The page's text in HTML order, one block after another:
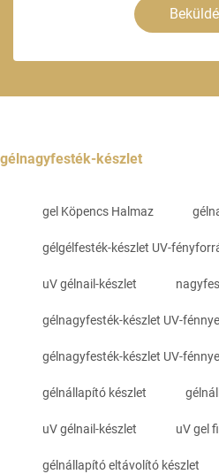
gélnagyfesték-készlet
gel Köpencs Halmaz
gélgélfesték-készlet UV-
uV gélnail-készlet
gélnagyfesték-készlet UV-fénnyel
gélnagyfesték-készlet UV-fénnyel
gélnállapító készlet
uV gélnail-készlet uV gel
gélnállapító eltávolító készlet